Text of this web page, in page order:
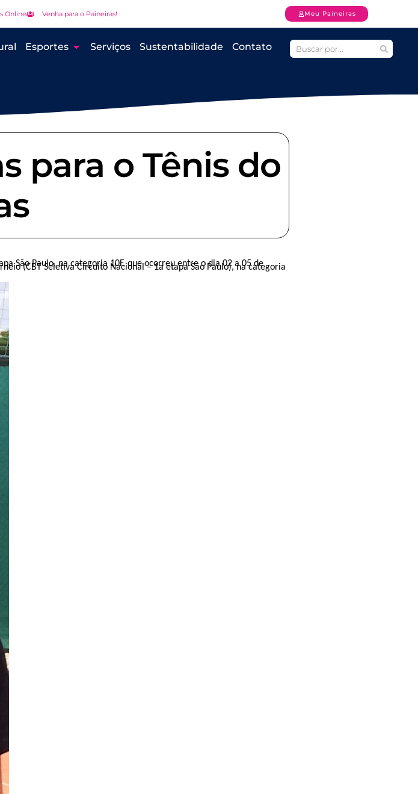
Online Venha para o Paineiras! Meu Paineiras
Esportes Serviços Sustentabilidade Contato
para o Tênis do
São Paulo, na categoria 10F, que ocorreu entre o dia 02 a 05 de
(CBT Seletiva Circuito Nacional – 1a etapa São Paulo), na categoria